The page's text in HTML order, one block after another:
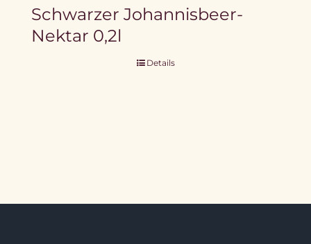
Schwarzer Johannisbeer-
Nektar 0,2l
Details